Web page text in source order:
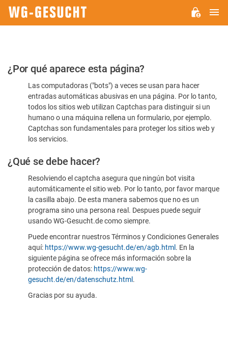
Por
favor,
confirme
humano
¿Por qué aparece esta página?
Las computadoras ("bots") a veces se usan para hacer
entradas automáticas abusivas en una página. Por lo tanto,
todos los sitios web utilizan Captchas para distinguir si un
humano o una máquina rellena un formulario, por ejemplo.
Captchas son fundamentales para proteger los sitios web y
los servicios.
¿Qué se debe hacer?
Resolviendo el captcha asegura que ningún bot visita
automáticamente el sitio web. Por lo tanto, por favor marque
la casilla abajo. De esta manera sabemos que no es un
programa sino una persona real. Despues puede seguir
usando WG-Gesucht.de como siempre.
Puede encontrar nuestros Términos y Condiciones Generales
aquí: https://www.wg-gesucht.de/en/agb.html . En la
siguiente página se ofrece más información sobre la
protección de datos: https://www.wg-
gesucht.de/en/datenschutz.html .
Gracias por su ayuda.